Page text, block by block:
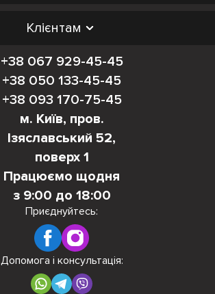
Клієнтам
+38 067 929-45-45
+38 050 133-45-45
+38 093 170-75-45
м. Київ, пров.
Ізяславський 52,
поверх 1
Працюємо щодня
з 9:00 до 18:00
Приєднуйтесь:
Допомога і консультація: